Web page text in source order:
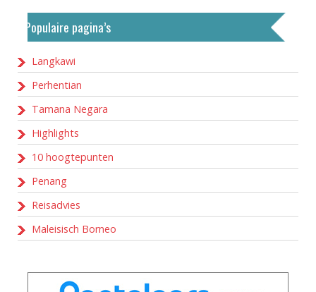
Populaire pagina’s
Langkawi
Perhentian
Tamana Negara
Highlights
10 hoogtepunten
Penang
Reisadvies
Maleisisch Borneo